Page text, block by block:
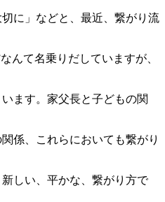
に」などと、最近、繋がり流
んて名乗りだしていますが、
ます。家父長と子どもの関
係、これらにおいても繋がり
しい、平かな、繋がり方で